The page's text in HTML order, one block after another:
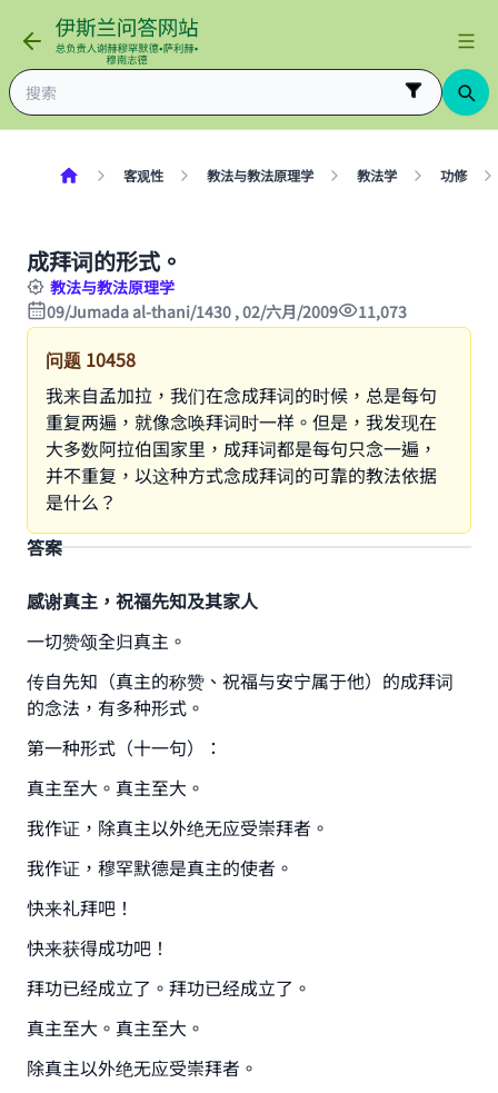
客观性 教法与教法原理学 教法学 功修
成拜词的形式。
教法与教法原理学
09/Jumada al-thani/1430 , 02/六月/2009
11,073
问题 10458
我来自孟加拉，我们在念成拜词的时候，总是每句
重复两遍，就像念唤拜词时一样。但是，我发现在
大多数阿拉伯国家里，成拜词都是每句只念一遍，
并不重复，以这种方式念成拜词的可靠的教法依据
是什么？
答案
感谢真主，祝福先知及其家人
一切赞颂全归真主。
传自先知（真主的称赞、祝福与安宁属于他）的成拜词
的念法，有多种形式。
第一种形式（十一句）：
真主至大。真主至大。
我作证，除真主以外绝无应受崇拜者。
我作证，穆罕默德是真主的使者。
快来礼拜吧！
快来获得成功吧！
拜功已经成立了。拜功已经成立了。
真主至大。真主至大。
除真主以外绝无应受崇拜者。